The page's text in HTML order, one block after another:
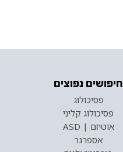
חיפושים נפוצים
פסיכולוג
פסיכולוג קליני
אוטיזם | ASD
אספרגר